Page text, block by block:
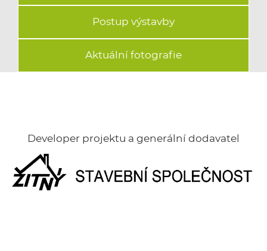
Postup výstavby
Aktuální fotografie
Developer projektu a generální dodavatel